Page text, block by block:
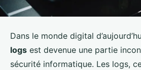
Dans le monde digital
logs est devenue une partie
sécurité informatique. Les logs,